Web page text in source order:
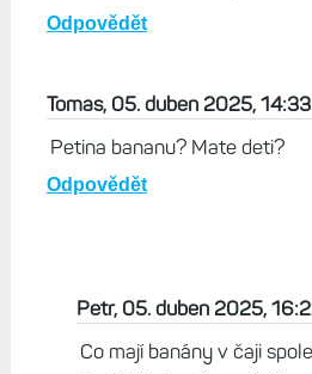
Odpovědět
Tomas, 05. duben 2025, 14:33
Petina bananu? Mate deti?
Odpovědět